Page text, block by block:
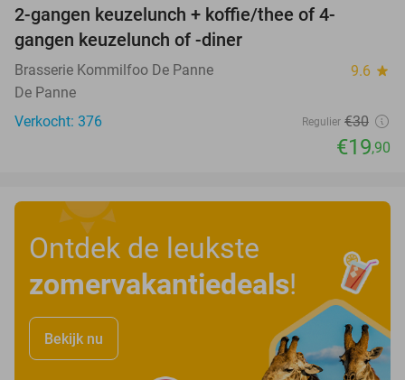
2-gangen keuzelunch + koffie/thee of 4-
gangen keuzelunch of -diner
Brasserie Kommilfoo De Panne 9.6 star
De Panne
Verkocht: 376
Regulier €30
€19,90
Ontdek de leukste
zomervakantiedeals!
Bekijk nu